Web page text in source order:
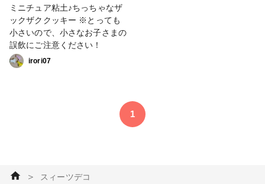
ミニチュア粘土♪ちっちゃなザ
ックザククッキー ※とっても
小さいので、小さなお子さまの
誤飲にご注意ください！
irori07
1
＞ スィーツデコ